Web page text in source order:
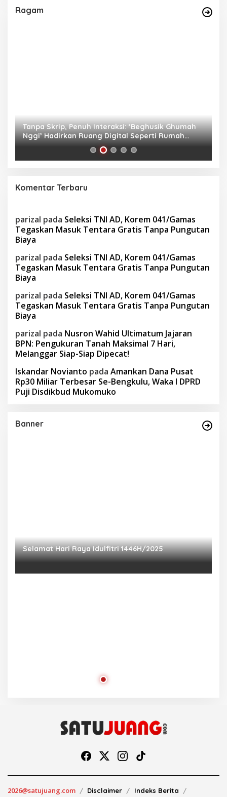
Ragam
Tanpa Skrip, Penuh Interaksi: ‘Beghusik Ghumah
Nggi’ Hadirkan Ruang Digital Seperti Rumah
Sendiri
Komentar Terbaru
parizal pada Seleksi TNI AD, Korem 041/Gamas
Tegaskan Masuk Tentara Gratis Tanpa Pungutan
Biaya
parizal pada Seleksi TNI AD, Korem 041/Gamas
Tegaskan Masuk Tentara Gratis Tanpa Pungutan
Biaya
parizal pada Seleksi TNI AD, Korem 041/Gamas
Tegaskan Masuk Tentara Gratis Tanpa Pungutan
Biaya
parizal pada Nusron Wahid Ultimatum Jajaran
BPN: Pengukuran Tanah Maksimal 7 Hari,
Melanggar Siap-Siap Dipecat!
Iskandar Novianto pada Amankan Dana Pusat
Rp30 Miliar Terbesar Se-Bengkulu, Waka I DPRD
Puji Disdikbud Mukomuko
Banner
Selamat Hari Raya Idulfitri 1446H/2025
2026@satujuang.com Disclaimer
Indeks Berita